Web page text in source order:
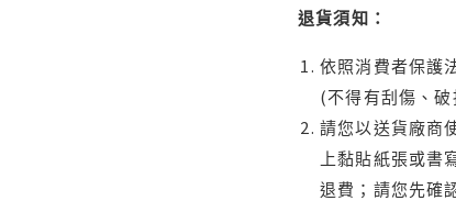
退貨須知：
依照消費者保護
(不得有刮傷、
請您以送貨廠商
上黏貼紙張或
退費；請您先確